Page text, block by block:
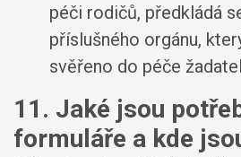
péči rodičů, předkládá
příslušného orgánu,
svěřeno do péče
11. Jaké jsou
formuláře a kde